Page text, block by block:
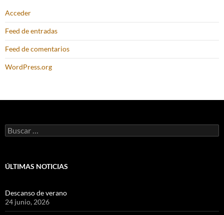
Acceder
Feed de entradas
Feed de comentarios
WordPress.org
Buscar:
ÚLTIMAS NOTICIAS
Descanso de verano
24 junio, 2026